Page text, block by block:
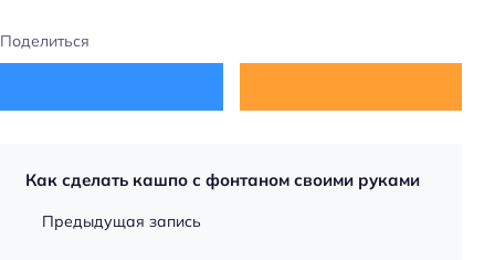
Поделиться
Как сделать кашпо с фонтаном своими руками
Предыдущая запись